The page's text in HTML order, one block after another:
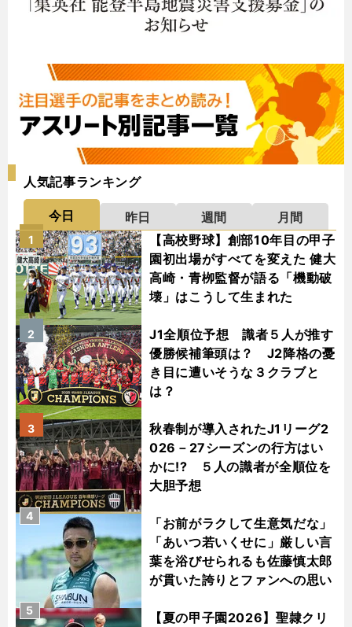
人気記事ランキング
今日 昨日 週間
月間
【高校野球】創部10年目の甲子
園初出場がすべてを変えた 健大
高崎・青栁監督が語る「機動破
壊」はこうして生まれた
1
J1全順位予想 識者５人が推す
優勝候補筆頭は？ J2降格の憂
き目に遭いそうな３クラブと
は？
2
秋春制が導入されたJ1リーグ2
026－27シーズンの行方はい
かに!? ５人の識者が全順位を
大胆予想
3
「お前がラクして生意気だな」
「あいつ若いくせに」厳しい言
葉を浴びせられるも佐藤慎太郎
が貫いた誇りとファンへの思い
4
【夏の甲子園2026】聖隷クリ
5